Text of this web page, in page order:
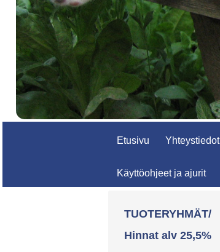
Etusivu Yhteystiedot
Käyttöohjeet ja ajurit
TUOTERYHMÄT/
Hinnat alv 25,5%